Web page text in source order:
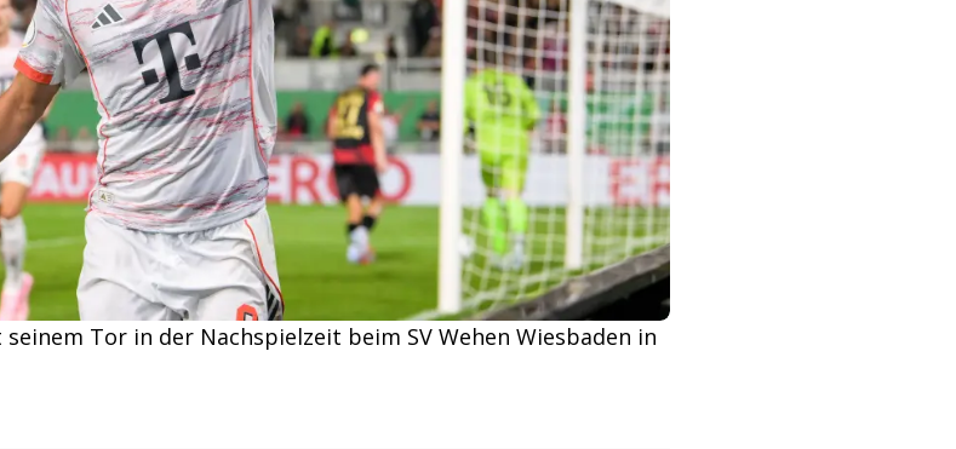
seinem Tor in der Nachspielzeit beim SV Wehen Wiesbaden in